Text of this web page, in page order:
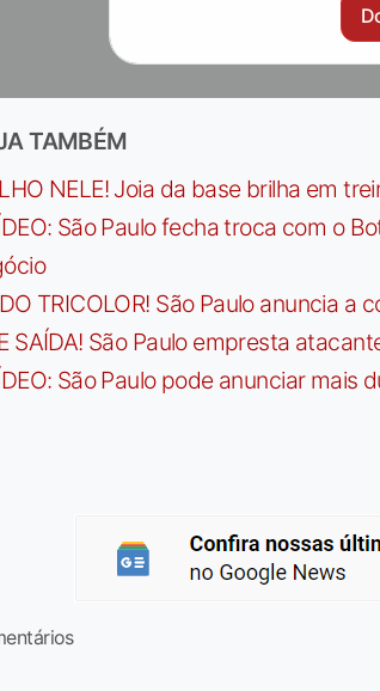
TAMBÉM
NELE! Joia da base brilha em
São Paulo fecha troca com o
TRICOLOR! São Paulo anuncia
SAÍDA! São Paulo empresta
São Paulo pode anunciar mais